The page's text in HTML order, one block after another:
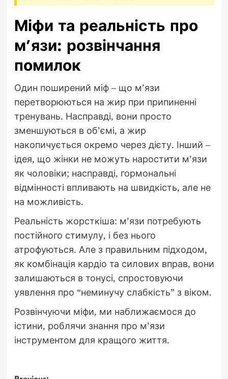
Міфи та реальність про
м’язи: розвінчання
помилок
Один поширений міф – що м’язи
перетворюються на жир при припиненні
тренувань. Насправді, вони просто
зменшуються в об’ємі, а жир
накопичується окремо через дієту. Інший –
ідея, що жінки не можуть наростити м’язи
як чоловіки; насправді, гормональні
відмінності впливають на швидкість, але не
на можливість.
Реальність жорсткіша: м’язи потребують
постійного стимулу, і без нього
атрофуються. Але з правильним підходом,
як комбінація кардіо та силових вправ, вони
залишаються в тонусі, спростовуючи
уявлення про “неминучу слабкість” з віком.
Розвінчуючи міфи, ми наближаємося до
істини, роблячи знання про м’язи
інструментом для кращого життя.